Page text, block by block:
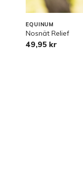
EQUINUM
Nosnät Relief
49,95 kr